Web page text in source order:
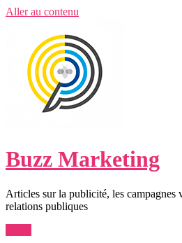
Aller au contenu
Buzz Marketing
Articles sur la publicité, les campagnes
relations publiques